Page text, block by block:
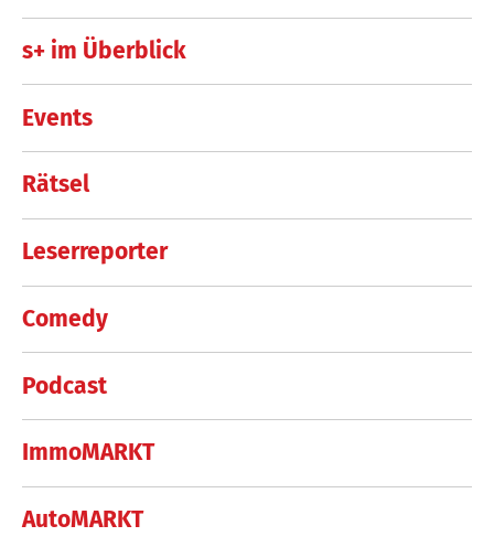
s+ im Überblick
Events
Rätsel
Leserreporter
Comedy
Podcast
ImmoMARKT
AutoMARKT